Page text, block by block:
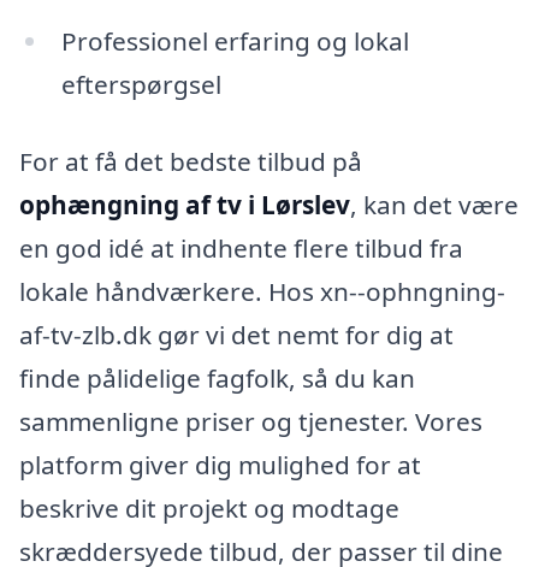
Professionel erfaring og lokal
efterspørgsel
For at få det bedste tilbud på
ophængning af tv i Lørslev, kan det være
en god idé at indhente flere tilbud fra
lokale håndværkere. Hos xn--ophngning-
af-tv-zlb.dk gør vi det nemt for dig at
finde pålidelige fagfolk, så du kan
sammenligne priser og tjenester. Vores
platform giver dig mulighed for at
beskrive dit projekt og modtage
skræddersyede tilbud, der passer til dine